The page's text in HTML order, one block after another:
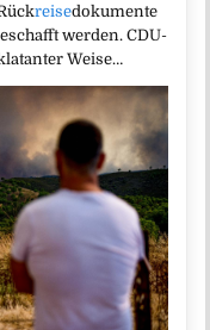
reisedokumente
werden. CDU-
Weise…